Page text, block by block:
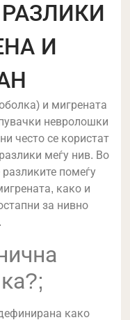
И
и мигрената
невролошки
често се користат
меѓу нив. Во
помеѓу
како и
за нивно
како